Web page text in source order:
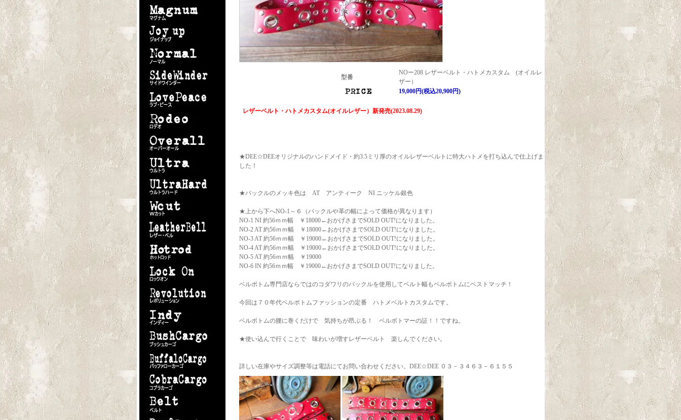
型番
NOー208 レザーベルト・ハトメカスタム (オイルレ
ザー）
19,000円(税込20,900円)
レザーベルト・ハトメカスタム(オイルレザー）新発売(2023.08.29)
★DEE☆DEEオリジナルのハンドメイド・約3.5ミリ厚のオイルレザーベルトに特大ハトメを打ち込んで仕上げま
した！
★バックルのメッキ色は AT アンティーク NI ニッケル銀色
★上から下へNO-1～６（バックルや革の幅によって価格が異なります）
NO-1 NI 約56ｍｍ幅 ￥18000←おかげさまでSOLD OUT!になりました。
NO-2 AT 約56ｍｍ幅 ￥18000←おかげさまでSOLD OUT!になりました。
NO-3 AT 約56ｍｍ幅 ￥19000←おかげさまでSOLD OUT!になりました。
NO-4 AT 約56ｍｍ幅 ￥19000←おかげさまでSOLD OUT!になりました。
NO-5 AT 約56ｍｍ幅 ￥19000
NO-6 IN 約56ｍｍ幅 ￥19000←おかげさまでSOLD OUT!になりました。
ベルボトム専門店ならではのコダワリのバックルを使用してベルト幅もベルボトムにベストマッチ！
今回は７０年代ベルボトムファッションの定番 ハトメベルトカスタムです。
ベルボトムの腰に巻くだけで 気持ちが昂ぶる！ ベルボトマーの証！！ですね。
★使い込んで行くことで 味わいが増すレザーベルト 楽しんでください。
詳しい在庫やサイズ調整等は電話にてお問い合わせください。DEE☆DEE ０３－３４６３－６１５５